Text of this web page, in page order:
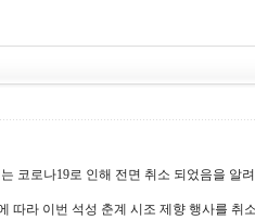
코로나19로 인해 전면 취소 되었음을 알
따라 이번 석성 춘계 시조 제향 행사를 취